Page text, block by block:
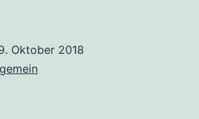
Oktober 2018